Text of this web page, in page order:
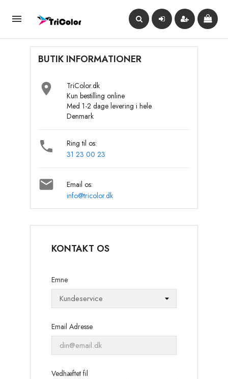

BUTIK INFORMATIONER

TriColor.dk
Kun bestilling online
Med 1-2 dage levering i hele
Denmark

Ring til os:
31 23 00 23

Email os:
info@tricolor.dk
KONTAKT OS
Emne
Email Adresse
Vedhæftet fil